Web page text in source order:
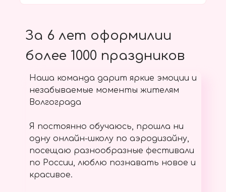
За 6 лет оформилии
более 1000 праздников
Наша команда дарит яркие эмоции и
незабываемые моменты жителям
Волгограда
Я постоянно обучаюсь, прошла ни
одну онлайн-школу по аэродизайну,
посещаю разнообразные фестивали
по России, люблю познавать новое и
красивое.